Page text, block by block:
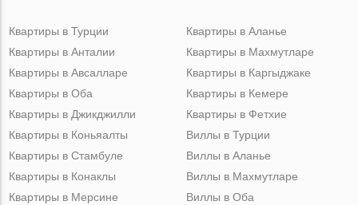
Квартиры в Турции
Квартиры в Анталии
Квартиры в Авсалларе
Квартиры в Оба
Квартиры в Джикджилли
Квартиры в Аланье
Квартиры в Махмутларе
Квартиры в Каргыджаке
Квартиры в Кемере
Квартиры в Фетхие
Квартиры в Коньяалты
Квартиры в Стамбуле
Квартиры в Конаклы
Квартиры в Мерсине
Виллы в Турции
Виллы в Аланье
Виллы в Махмутларе
Виллы в Оба